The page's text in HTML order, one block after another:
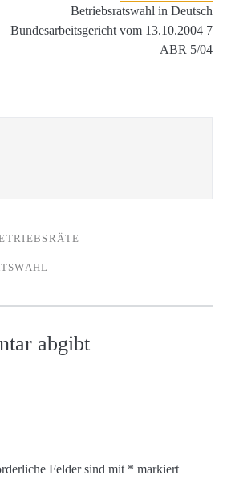
Betriebsratswahl in Deutsch
Bundesarbeitsgericht vom 13.10.2004 7
ABR 5/04
abgibt
Felder sind mit * markiert